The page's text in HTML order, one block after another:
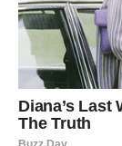
Ovaj susret
Posebno su
intenzivne i
ljubavne priče.